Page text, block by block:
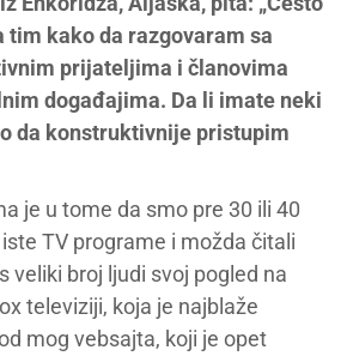
tim kako da razgovaram sa
prijateljima i članovima
događajima. Da li imate neki
da konstruktivnije pristupim
je u tome da smo pre 30 ili 40
TV programe i možda čitali
veliki broj ljudi svoj pogled na
televiziji, koja je najblaže
mog vebsajta, koji je opet